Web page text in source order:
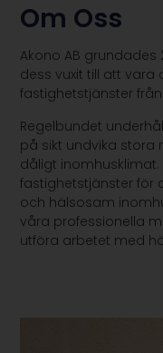
Om Oss
Akono AB grundades
dess vuxit till att vara
fastighetstjänster
Regelbundet
på sikt undvika stora
dåligt inomhusklimat.
fastighetstjänster för
och hälsosam
våra professionella
utföra arbetet med